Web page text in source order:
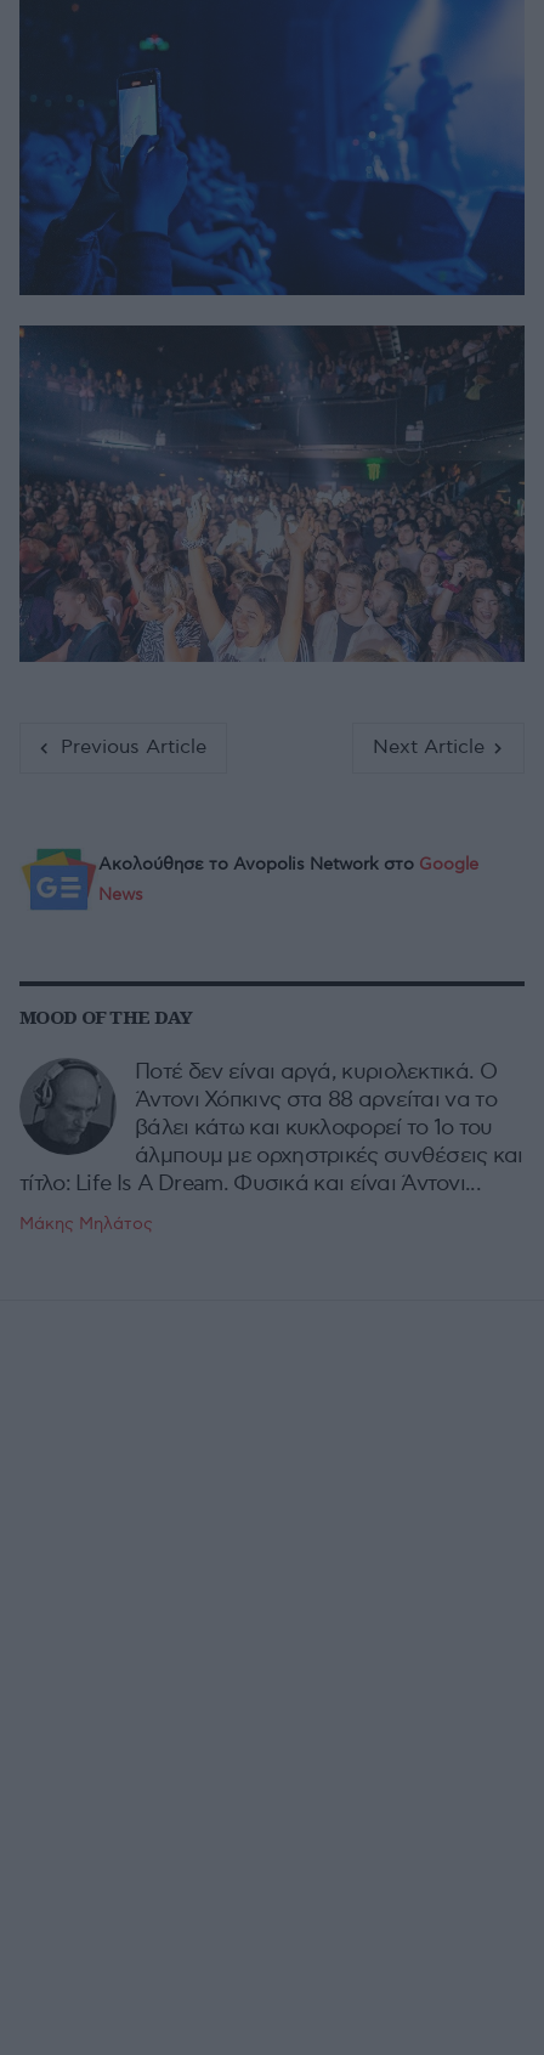
Ακολούθησε το Avopolis Network στο Google
News
MOOD OF THE DAY
Ποτέ δεν είναι αργά, κυριολεκτικά. Ο
Άντονι Χόπκινς στα 88 αρνείται να το
βάλει κάτω και κυκλοφορεί το 1ο του
άλμπουμ με ορχηστρικές συνθέσεις και
τίτλο: Life Is A Dream. Φυσικά και είναι Άντονι...
Μάκης Μηλάτος
Previous Article Next Article